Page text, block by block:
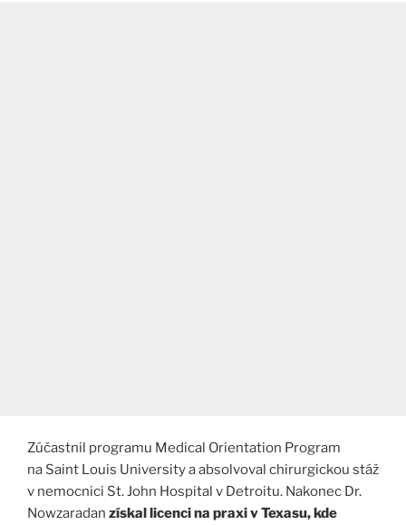
Zúčastnil programu Medical Orientation Program
na Saint Louis University a absolvoval chirurgickou stáž
v nemocnici St. John Hospital v Detroitu. Nakonec Dr.
Nowzaradan získal licenci na praxi v Texasu, kde